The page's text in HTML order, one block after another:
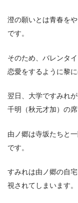
澄の願いとは青春を
です。
そのため、バレンタ
恋愛をするように黎
翌日、大学ですみれ
千明（秋元才加）の席
由ノ郷は寺坂たちと
です。
すみれは由ノ郷の自
視されてしまいます。